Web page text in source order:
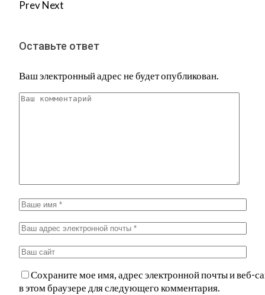
PrevNext
Оставьте ответ
Ваш электронный адрес не будет опубликован.
Сохраните мое имя, адрес электронной почты и веб-
в этом браузере для следующего комментария.